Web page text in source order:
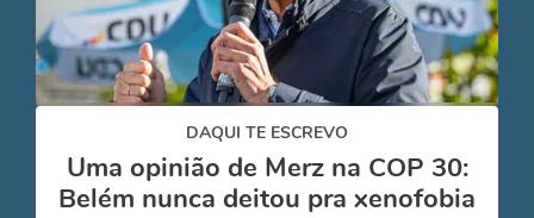
DAQUI TE ESCREVO
Uma opinião de Merz na COP 30:
Belém nunca deitou pra xenofobia